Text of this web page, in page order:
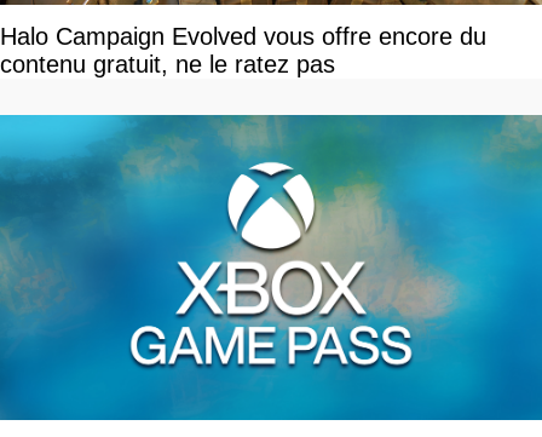
Halo Campaign Evolved vous offre encore du
contenu gratuit, ne le ratez pas